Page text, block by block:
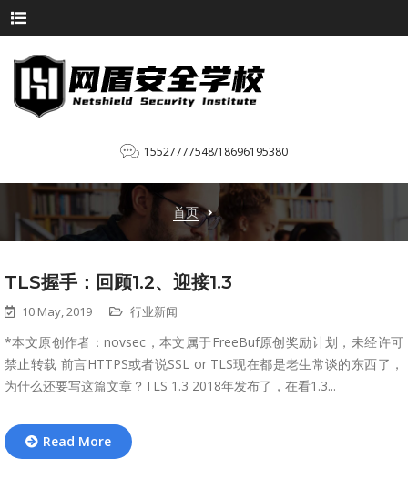
15527777548/18696195380
首页
TLS握手：回顾1.2、迎接1.3
10 May, 2019 行业新闻
*本文原创作者：novsec，本文属于FreeBuf原创奖励计划，未经许可
禁止转载 前言HTTPS或者说SSL or TLS现在都是老生常谈的东西了，
为什么还要写这篇文章？TLS 1.3 2018年发布了，在看1.3...
Read More